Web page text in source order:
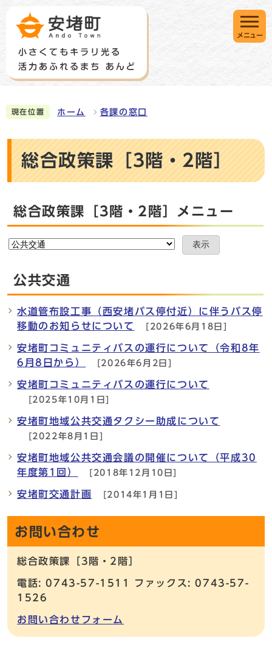
メニュー
現在位置 ホーム 各課の窓口
総合政策課［3階・2階］
総合政策課［3階・2階］メニュー
表示
公共交通
水道管布設工事（西安堵バス停付近）に伴うバス停
移動のお知らせについて
[2026年6月18日]
安堵町コミュニティバスの運行について（令和8年
6月8日から）
[2026年6月2日]
安堵町コミュニティバスの運行について
[2025年10月1日]
安堵町地域公共交通タクシー助成について
[2022年8月1日]
安堵町地域公共交通会議の開催について（平成30
年度第1回）
[2018年12月10日]
安堵町交通計画 [2014年1月1日]
お問い合わせ
総合政策課［3階・2階］
電話: 0743-57-1511 ファックス: 0743-57-
1526
お問い合わせフォーム